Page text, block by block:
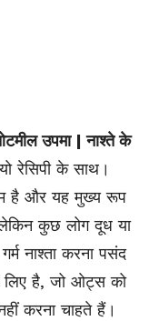
उपमा | नाश्ते के
रेसिपी के साथ।
है और यह मुख्य रूप
कुछ लोग दूध या
नाश्ता करना पसंद
लिए है, जो ओट्स को
करना चाहते हैं।